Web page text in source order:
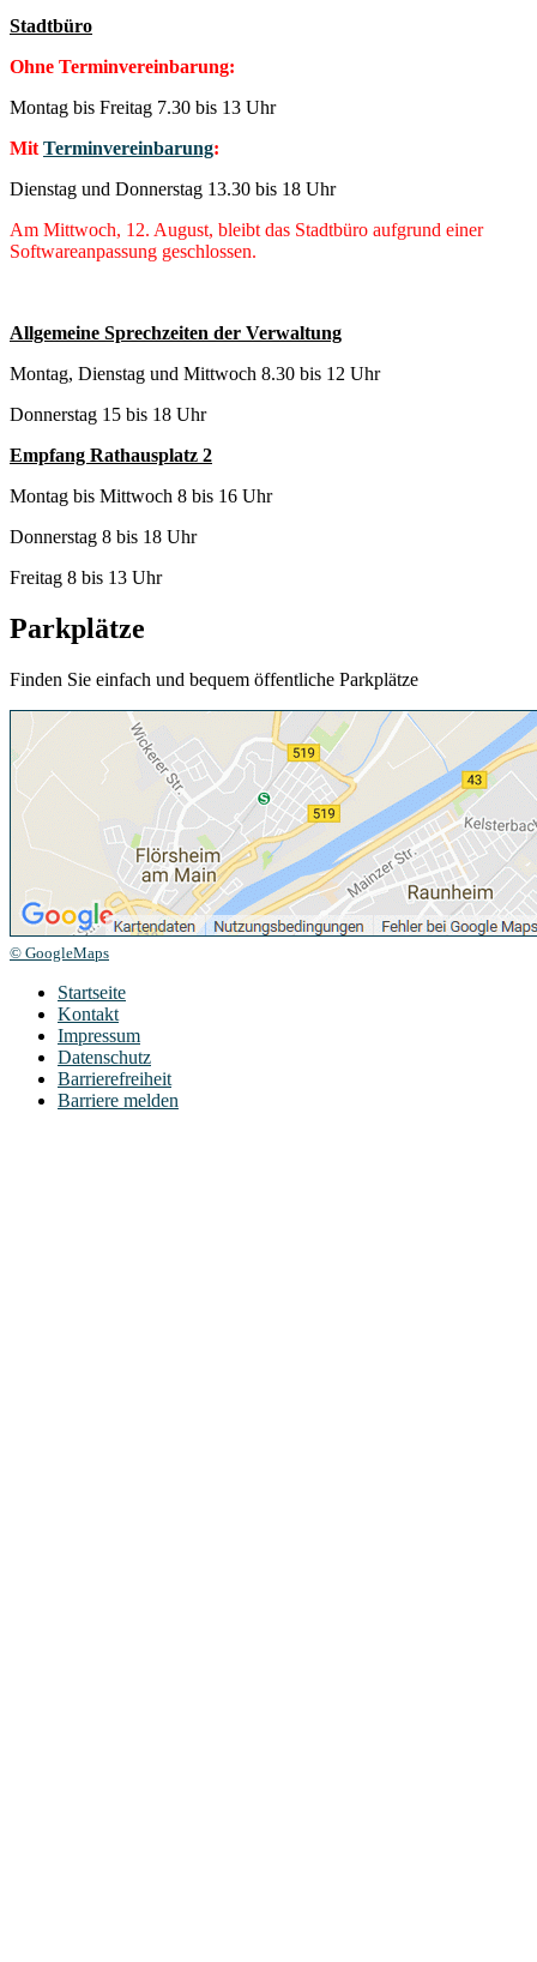
Stadtbüro
Ohne Terminvereinbarung:
Montag bis Freitag 7.30 bis 13 Uhr
Mit Terminvereinbarung:
Dienstag und Donnerstag 13.30 bis 18 Uhr
Am Mittwoch, 12. August, bleibt das Stadtbüro aufgrund einer
Softwareanpassung geschlossen.
Allgemeine Sprechzeiten der Verwaltung
Montag, Dienstag und Mittwoch 8.30 bis 12 Uhr
Donnerstag 15 bis 18 Uhr
Empfang Rathausplatz 2
Montag bis Mittwoch 8 bis 16 Uhr
Donnerstag 8 bis 18 Uhr
Freitag 8 bis 13 Uhr
Parkplätze
Finden Sie einfach und bequem öffentliche Parkplätze
© GoogleMaps
Startseite
Kontakt
Impressum
Datenschutz
Barrierefreiheit
Barriere melden